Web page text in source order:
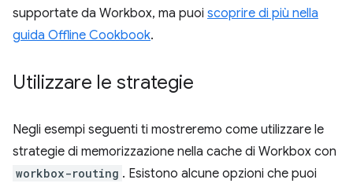
supportate da Workbox, ma puoi scoprire di più nella
guida Offline Cookbook.
Utilizzare le strategie
Negli esempi seguenti ti mostreremo come utilizzare le
strategie di memorizzazione nella cache di Workbox con
workbox-routing . Esistono alcune opzioni che puoi